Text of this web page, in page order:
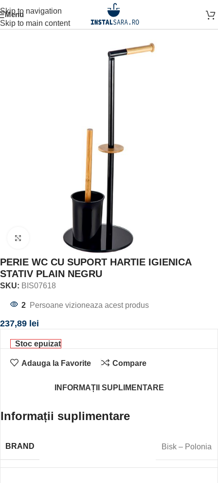
Skip to navigation
Skip to main content
Menu
Prima pagină ACCESORII BAIE ACCESORIU STATIV
Click to enlarge
PERIE WC CU SUPORT HARTIE IGIENICA
STATIV PLAIN NEGRU
SKU: BIS07618
2 Persoane vizioneaza acest produs
237,89 lei
Stoc epuizat
Adauga la Favorite Compare
INFORMAȚII SUPLIMENTARE
Informații suplimentare
BRAND Bisk – Polonia